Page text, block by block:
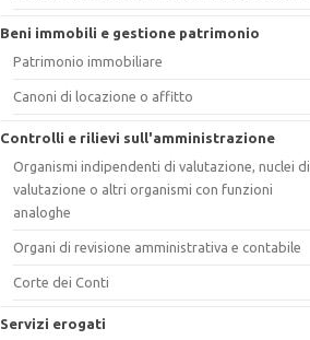
Beni immobili e gestione patrimonio
Patrimonio immobiliare
Canoni di locazione o affitto
Controlli e rilievi sull'amministrazione
Organismi indipendenti di valutazione, nuclei di
valutazione o altri organismi con funzioni
analoghe
Organi di revisione amministrativa e contabile
Corte dei Conti
Servizi erogati